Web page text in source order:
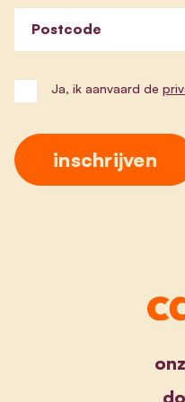
Postcode
Ja, ik aanvaard de